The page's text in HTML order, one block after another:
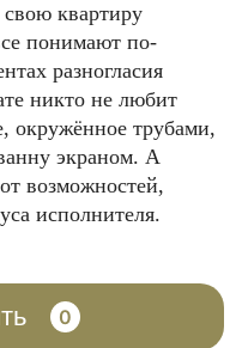
квартиру
понимают по-
разногласия
никто не любит
окружённое трубами,
экраном. А
возможностей,
исполнителя.
0